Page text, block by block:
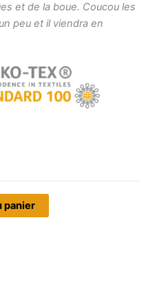
et de la boue. Coucou les
peu et il viendra en
panier